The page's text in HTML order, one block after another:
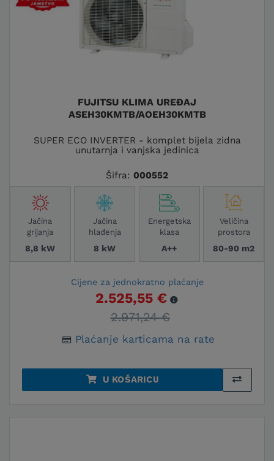
FUJITSU KLIMA UREĐAJ
ASEH30KMTB/AOEH30KMTB
SUPER ECO INVERTER - komplet bijela zidna
unutarnja i vanjska jedinica
Šifra: 000552
Jačina
grijanja
8,8 kW
Jačina
hlađenja
8 kW
Energetska
klasa
A++
Veličina
prostora
80-90 m2
Cijene za jednokratno plaćanje
2.525,55 €
2.971,24 €
Plaćanje karticama na rate
U KOŠARICU